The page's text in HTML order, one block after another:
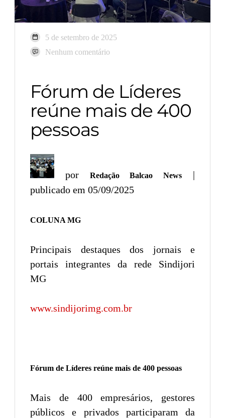
5 de setembro de 2025
Nenhum comentário
Fórum de Líderes
reúne mais de 400
pessoas
por Redação Balcao News
|
publicado em 05/09/2025
COLUNA MG
Principais destaques dos jornais e
portais integrantes da rede Sindijori
MG
www.sindijorimg.com.br
Fórum de Líderes reúne mais de 400 pessoas
Mais de 400 empresários, gestores
públicos e privados participaram da